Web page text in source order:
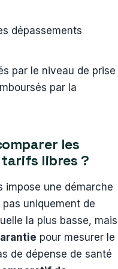
dépassements
par le niveau de prise
par la
les
libres ?
impose une démarche
uniquement de
la plus basse, mais
pour mesurer le
de dépense de santé